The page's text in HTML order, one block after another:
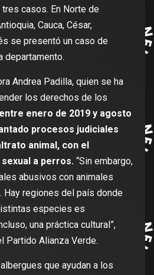
tres casos. En Norte de
Cauca, César,
se presentó un caso de
departamento.
Andrea Padilla, quien se ha
los derechos de los
entre enero de 2019 y agosto
procesos judiciales
animal, con el
a perros. “Sin embargo,
abusivos con animales
regiones del país donde
especies es
una práctica cultural”,
Partido Alianza Verde.
que ayudan a los